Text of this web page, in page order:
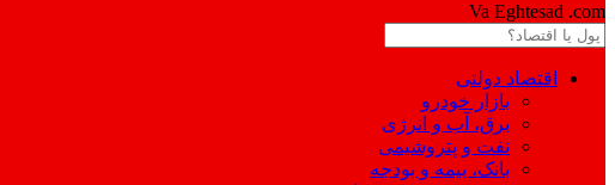
Va Eghtesad .com
اقتصاد دولتی
بازار خودرو
برق، آب و انرژی
نفت و پتروشیمی
بانک، بیمه و بودجه